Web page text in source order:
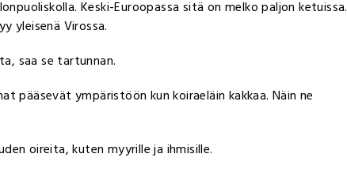
Keski-Euroopassa sitä on melko paljon ketuissa.
yleisenä Virossa.
saa se tartunnan.
pääsevät ympäristöön kun koiraeläin kakkaa. Näin ne
oireita, kuten myyrille ja ihmisille.